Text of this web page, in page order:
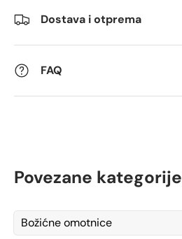
Dostava i otprema
FAQ
Povezane kategorije
Božićne omotnice